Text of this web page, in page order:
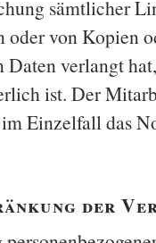
sämtlicher
oder von Kopien
Daten verlangt
ist. Der
Einzelfall das
der